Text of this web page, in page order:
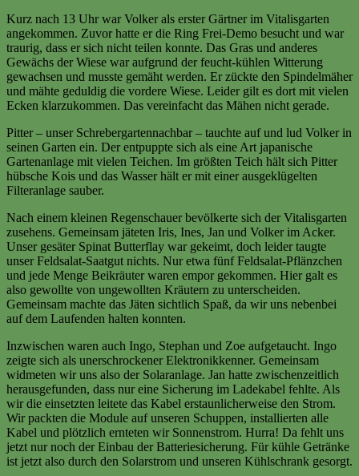
Kurz nach 13 Uhr war Volker als erster Gärtner im Vitalisgarten
angekommen. Zuvor hatte er die Ring Frei-Demo besucht und war
traurig, dass er sich nicht teilen konnte. Das Gras und anderes
Gewächs der Wiese war aufgrund der feucht-kühlen Witterung
gewachsen und musste gemäht werden. Er zückte den Spindelmäher
und mähte geduldig die vordere Wiese. Leider gilt es dort mit vielen
Ecken klarzukommen. Das vereinfacht das Mähen nicht gerade.
Pitter – unser Schrebergartennachbar – tauchte auf und lud Volker in
seinen Garten ein. Der entpuppte sich als eine Art japanische
Gartenanlage mit vielen Teichen. Im größten Teich hält sich Pitter
hübsche Kois und das Wasser hält er mit einer ausgeklügelten
Filteranlage sauber.
Nach einem kleinen Regenschauer bevölkerte sich der Vitalisgarten
zusehens. Gemeinsam jäteten Iris, Ines, Jan und Volker im Acker.
Unser gesäter Spinat Butterflay war gekeimt, doch leider taugte
unser Feldsalat-Saatgut nichts. Nur etwa fünf Feldsalat-Pflänzchen
und jede Menge Beikräuter waren empor gekommen. Hier galt es
also gewollte von ungewollten Kräutern zu unterscheiden.
Gemeinsam machte das Jäten sichtlich Spaß, da wir uns nebenbei
auf dem Laufenden halten konnten.
Inzwischen waren auch Ingo, Stephan und Zoe aufgetaucht. Ingo
zeigte sich als unerschrockener Elektronikkenner. Gemeinsam
widmeten wir uns also der Solaranlage. Jan hatte zwischenzeitlich
herausgefunden, dass nur eine Sicherung im Ladekabel fehlte. Als
wir die einsetzten leitete das Kabel erstaunlicherweise den Strom.
Wir packten die Module auf unseren Schuppen, installierten alle
Kabel und plötzlich ernteten wir Sonnenstrom. Hurra! Da fehlt uns
jetzt nur noch der Einbau der Batteriesicherung. Für kühle Getränke
ist jetzt also durch den Solarstrom und unseren Kühlschrank gesorgt.